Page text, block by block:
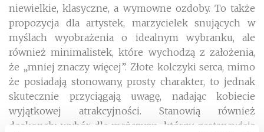
niewielkie, klasyczne, a wymowne ozdoby. To także
propozycja dla artystek, marzycielek snujących w
myślach wyobrażenia o idealnym wybranku, ale
również minimalistek, które wychodzą z założenia,
że „mniej znaczy więcej”. Złote kolczyki serca, mimo
że posiadają stonowany, prosty charakter, to jednak
skutecznie przyciągają uwagę, nadając kobiecie
wyjątkowej atrakcyjności. Stanowią również
doskonały wybór dla mężczyzn, którzy zastanawiają